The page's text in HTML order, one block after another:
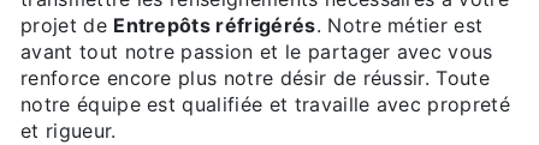
projet de Entrepôts réfrigérés. Notre métier est
avant tout notre passion et le partager avec vous
renforce encore plus notre désir de réussir. Toute
notre équipe est qualifiée et travaille avec propreté
et rigueur.